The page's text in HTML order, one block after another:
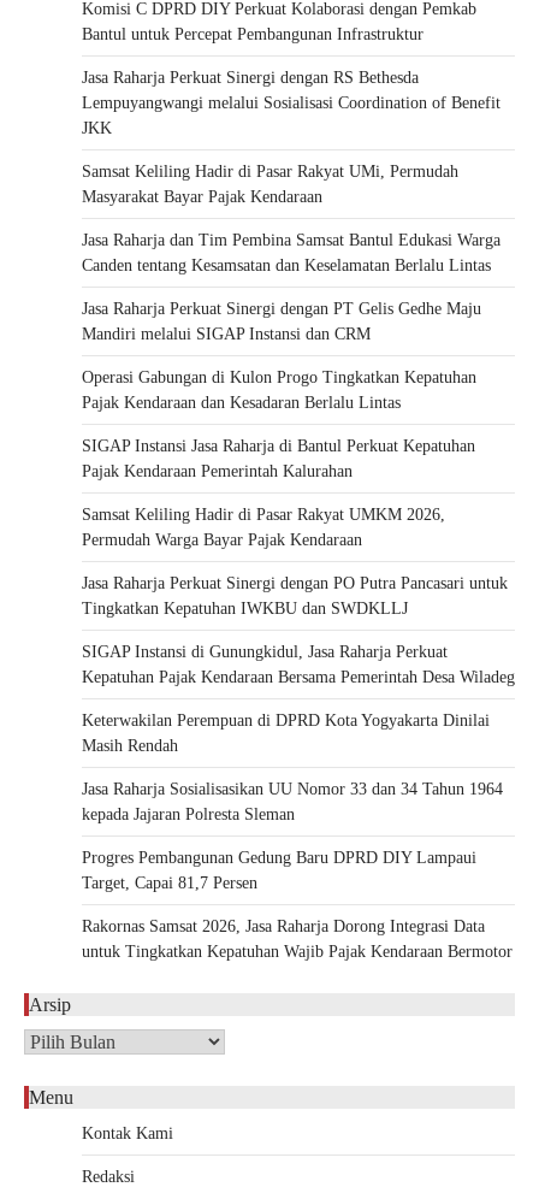
Komisi C DPRD DIY Perkuat Kolaborasi dengan Pemkab
Bantul untuk Percepat Pembangunan Infrastruktur
Jasa Raharja Perkuat Sinergi dengan RS Bethesda
Lempuyangwangi melalui Sosialisasi Coordination of Benefit
JKK
Samsat Keliling Hadir di Pasar Rakyat UMi, Permudah
Masyarakat Bayar Pajak Kendaraan
Jasa Raharja dan Tim Pembina Samsat Bantul Edukasi Warga
Canden tentang Kesamsatan dan Keselamatan Berlalu Lintas
Jasa Raharja Perkuat Sinergi dengan PT Gelis Gedhe Maju
Mandiri melalui SIGAP Instansi dan CRM
Operasi Gabungan di Kulon Progo Tingkatkan Kepatuhan
Pajak Kendaraan dan Kesadaran Berlalu Lintas
SIGAP Instansi Jasa Raharja di Bantul Perkuat Kepatuhan
Pajak Kendaraan Pemerintah Kalurahan
Samsat Keliling Hadir di Pasar Rakyat UMKM 2026,
Permudah Warga Bayar Pajak Kendaraan
Jasa Raharja Perkuat Sinergi dengan PO Putra Pancasari untuk
Tingkatkan Kepatuhan IWKBU dan SWDKLLJ
SIGAP Instansi di Gunungkidul, Jasa Raharja Perkuat
Kepatuhan Pajak Kendaraan Bersama Pemerintah Desa Wiladeg
Keterwakilan Perempuan di DPRD Kota Yogyakarta Dinilai
Masih Rendah
Jasa Raharja Sosialisasikan UU Nomor 33 dan 34 Tahun 1964
kepada Jajaran Polresta Sleman
Progres Pembangunan Gedung Baru DPRD DIY Lampaui
Target, Capai 81,7 Persen
Rakornas Samsat 2026, Jasa Raharja Dorong Integrasi Data
untuk Tingkatkan Kepatuhan Wajib Pajak Kendaraan Bermotor
Arsip
Arsip
Menu
Kontak Kami
Redaksi